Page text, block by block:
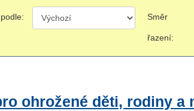
Směr
řazení:
ohrožené děti, rodiny a